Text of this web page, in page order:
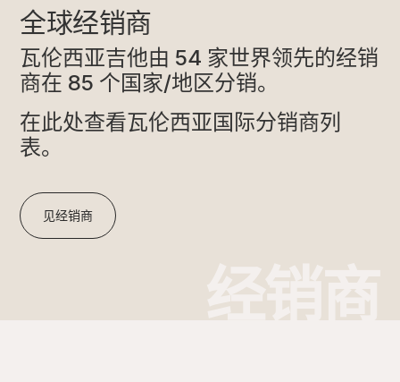
全球经销商
瓦伦西亚吉他由 54 家世界领先的经销
商在 85 个国家/地区分销。
在此处查看瓦伦西亚国际分销商列
表。
见经销商